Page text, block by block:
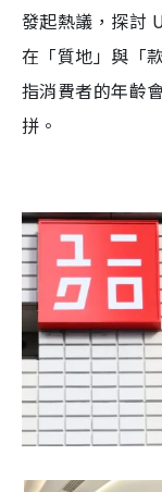
發起熱議，探討
在「質地」與「
指消費者的年齡
拼。